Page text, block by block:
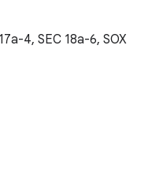
4, SEC 18a-6, SOX